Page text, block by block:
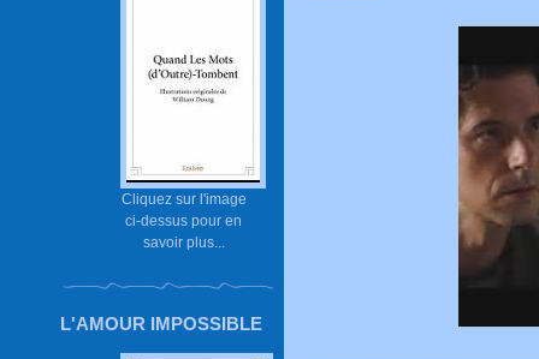
Cliquez sur l'image
ci-dessus pour en
savoir plus...
L'AMOUR IMPOSSIBLE